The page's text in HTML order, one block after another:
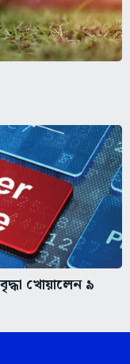
খোয়ালেন ৯